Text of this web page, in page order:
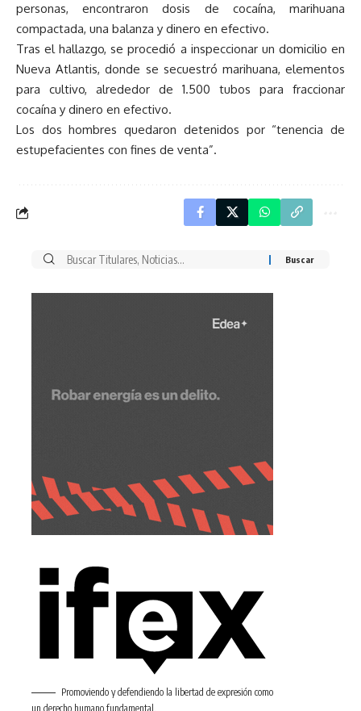
personas, encontraron dosis de cocaína, marihuana
compactada, una balanza y dinero en efectivo.
Tras el hallazgo, se procedió a inspeccionar un domicilio en
Nueva Atlantis, donde se secuestró marihuana, elementos
para cultivo, alrededor de 1.500 tubos para fraccionar
cocaína y dinero en efectivo.
Los dos hombres quedaron detenidos por “tenencia de
estupefacientes con fines de venta”.
Buscar
Promoviendo y defendiendo la libertad de expresión como
un derecho humano fundamental.